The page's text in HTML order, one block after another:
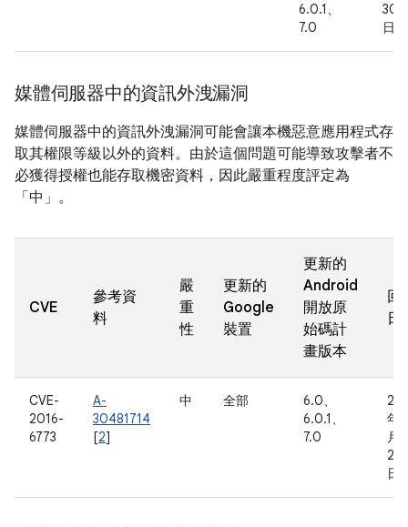
6.0.1、
7.0
30
日
媒體伺服器中的資訊外洩漏洞
媒體伺服器中的資訊外洩漏洞可能會讓本機惡意應用程式存
取其權限等級以外的資料。由於這個問題可能導致攻擊者不
必獲得授權也能存取機密資料，因此嚴重程度評定為
「中」。
CVE
參考資
料
嚴
重
性
更新的
Google
裝置
更新的
Android
開放原
始碼計
畫版本
回
日
CVE-
2016-
6773
A-
30481714
[2]
中 全部
6.0、
6.0.1、
7.0
年
月
27
日